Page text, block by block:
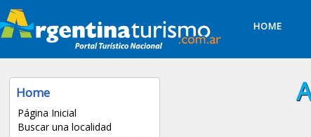
HOME
Home
Página Inicial
Buscar una localidad